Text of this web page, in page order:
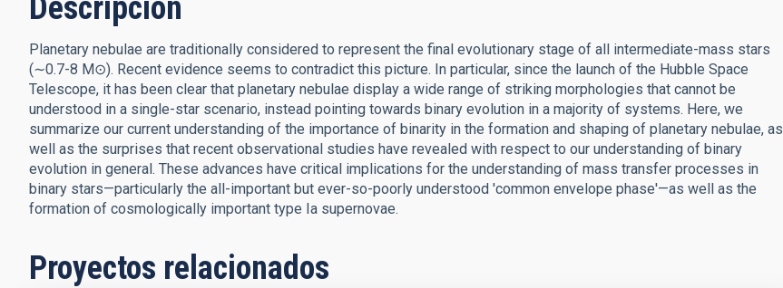
Descripción
Planetary nebulae are traditionally considered to represent the final evolutionary stage of all intermediate-mass stars
(∼0.7-8 M⊙). Recent evidence seems to contradict this picture. In particular, since the launch of the Hubble Space
Telescope, it has been clear that planetary nebulae display a wide range of striking morphologies that cannot be
understood in a single-star scenario, instead pointing towards binary evolution in a majority of systems. Here, we
summarize our current understanding of the importance of binarity in the formation and shaping of planetary nebulae, as
well as the surprises that recent observational studies have revealed with respect to our understanding of binary
evolution in general. These advances have critical implications for the understanding of mass transfer processes in
binary stars—particularly the all-important but ever-so-poorly understood 'common envelope phase'—as well as the
formation of cosmologically important type Ia supernovae.
Proyectos relacionados